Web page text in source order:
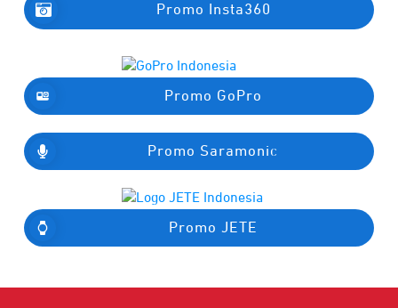
Promo Insta360
Promo GoPro
Promo Saramonic
Promo JETE